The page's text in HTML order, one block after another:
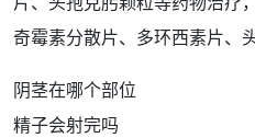
奇霉素分散片、多环西素片、
阴茎在哪个部位
精子会射完吗